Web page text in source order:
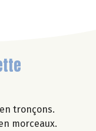
tronçons.
morceaux.